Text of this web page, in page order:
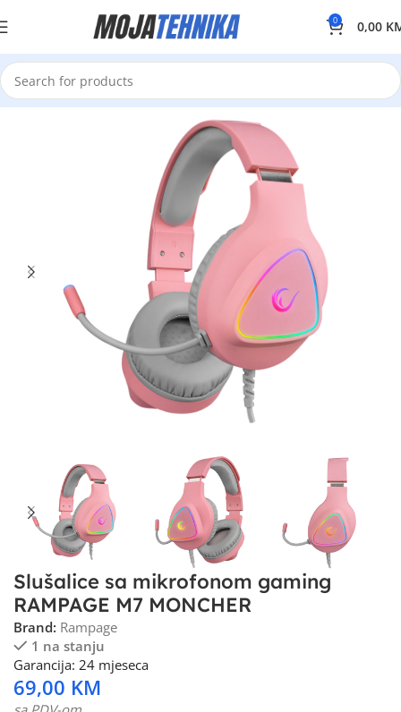
0 0,00
Slušalice sa mikrofonom gaming
RAMPAGE M7 MONCHER
Brand: Rampage
1 na stanju
Garancija: 24 mjeseca
69,00 KM